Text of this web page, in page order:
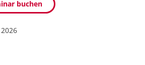
buchen